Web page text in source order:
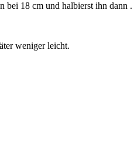
bei 18 cm und halbierst ihn dann .
weniger leicht.